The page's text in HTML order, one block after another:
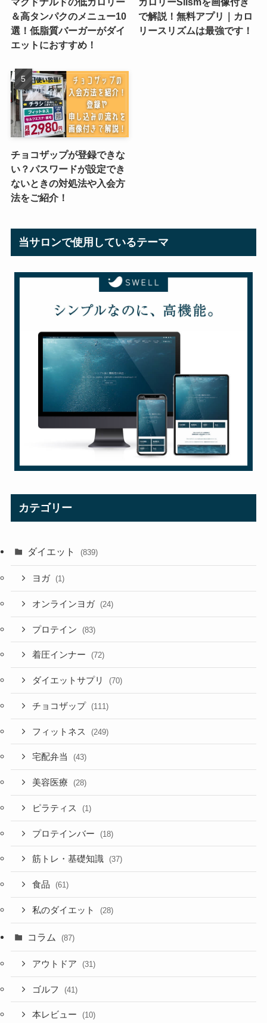
＆高タンパクのメニュー10
選！低脂質バーガーがダイ
エットにおすすめ！
で解説！無料アプリ｜カロ
リースリズムは最強です！
チョコザップが登録できな
い？パスワードが設定でき
ないときの対処法や入会方
法をご紹介！
当サロンで使用しているテーマ
カテゴリー
ダイエット (839)
ヨガ (1)
オンラインヨガ (24)
プロテイン (83)
着圧インナー (72)
ダイエットサプリ (70)
チョコザップ (111)
フィットネス (249)
宅配弁当 (43)
美容医療 (28)
ピラティス (1)
プロテインバー (18)
筋トレ・基礎知識 (37)
食品 (61)
私のダイエット (28)
コラム (87)
アウトドア (31)
ゴルフ (41)
本レビュー (10)